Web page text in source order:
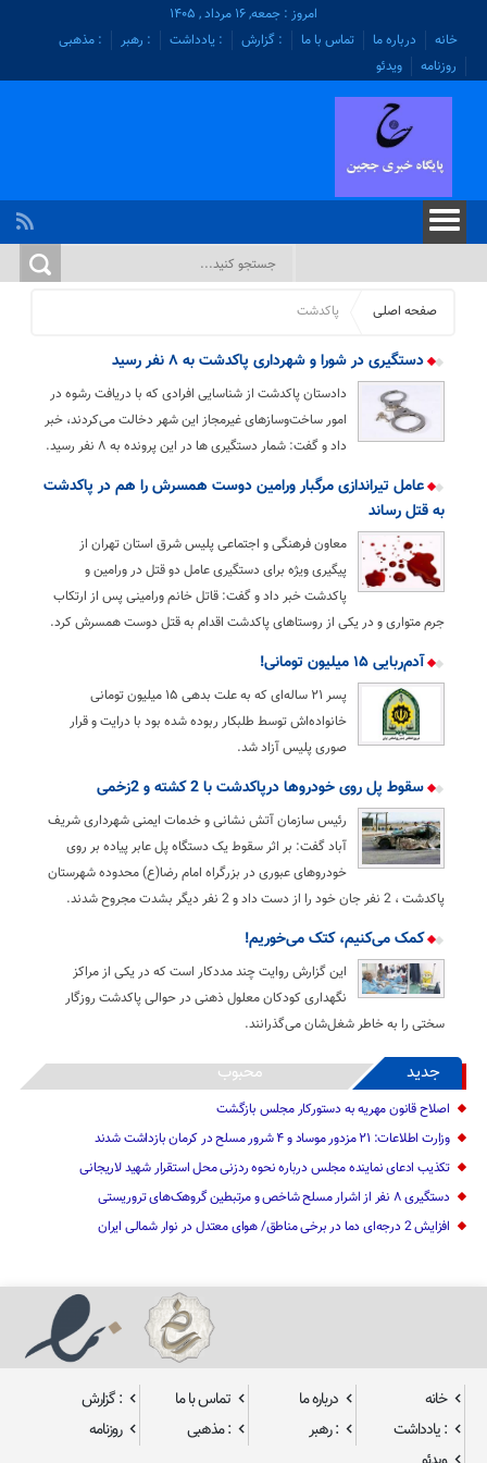
امروز : جمعه, ۱۶ مرداد , ۱۴۰۵
خانه
درباره ما تماس با ما : گزارش : یادداشت : رهبر
: مذهبی
روزنامه
ویدئو
صفحه اصلی پاکدشت
دستگیری در شورا و شهرداری پاکدشت به ۸ نفر رسید
دادستان پاکدشت از شناسایی افرادی که با دریافت رشوه در
امور ساخت‌وسازهای غیرمجاز این شهر دخالت می‌کردند، خبر
داد و گفت: شمار دستگیری ها در این پرونده به ۸ نفر رسید.
عامل تیراندازی مرگبار ورامین دوست همسرش را هم در پاکدشت
به قتل رساند
معاون فرهنگی و اجتماعی پلیس شرق استان تهران از
پیگیری ویژه برای دستگیری عامل دو قتل در ورامین و
پاکدشت خبر داد و گفت: قاتل خانم ورامینی پس از ارتکاب
جرم متواری و در یکی از روستاهای پاکدشت اقدام به قتل دوست همسرش کرد.
آدم‌ربایی ۱۵ میلیون تومانی!
پسر ۲۱ ساله‌ای که به علت بدهی ۱۵ میلیون تومانی
خانواده‌اش توسط طلبکار ربوده شده بود با درایت و قرار
صوری پلیس آزاد شد.
سقوط پل روی خودروها درپاکدشت با 2 کشته و 2زخمی
رئیس سازمان آتش نشانی و خدمات ایمنی شهرداری شریف
آباد گفت: بر اثر سقوط یک دستگاه پل عابر پیاده بر روی
خودروهای عبوری در بزرگراه امام رضا(ع) محدوده شهرستان
پاکدشت ، 2 نفر جان خود را از دست داد و 2 نفر دیگر بشدت مجروح شدند.
کمک می‌کنیم، کتک می‌خوریم!
این گزارش روایت چند مددکار است که در یکی از مراکز
نگهداری کودکان معلول ذهنی در حوالی پاکدشت روزگار
سختی را به خاطر شغل‌شان می‌گذرانند.
جدید محبوب
اصلاح قانون مهریه به دستورکار مجلس بازگشت
وزارت اطلاعات: ۲۱ مزدور موساد و ۴ شرور مسلح در کرمان بازداشت شدند
تکذیب ادعای نماینده مجلس درباره نحوه ردزنی محل استقرار شهید لاریجانی
دستگیری ۸ نفر از اشرار مسلح شاخص و مرتبطین گروهک‌های تروریستی
افزایش 2 درجه‌ای دما در برخی مناطق/ هوای معتدل در نوار شمالی ایران
خانه درباره ما تماس با ما
: گزارش
: یادداشت
: رهبر : مذهبی
روزنامه